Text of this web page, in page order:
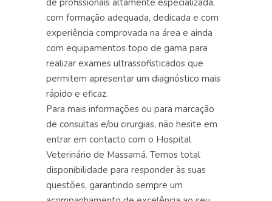
de profissionais altamente especializada,
com formação adequada, dedicada e com
experiência comprovada na área e ainda
com equipamentos topo de gama para
realizar examesultrassofisticados que
permitem apresentar um diagnóstico mais
rápido e eficaz.
Para mais informações ou para marcação
de consultas e/ou cirurgias, não hesite em
entrar em contacto com o Hospital
Veterinário de Massamá. Temos total
disponibilidade para responder às suas
questões, garantindo sempre um